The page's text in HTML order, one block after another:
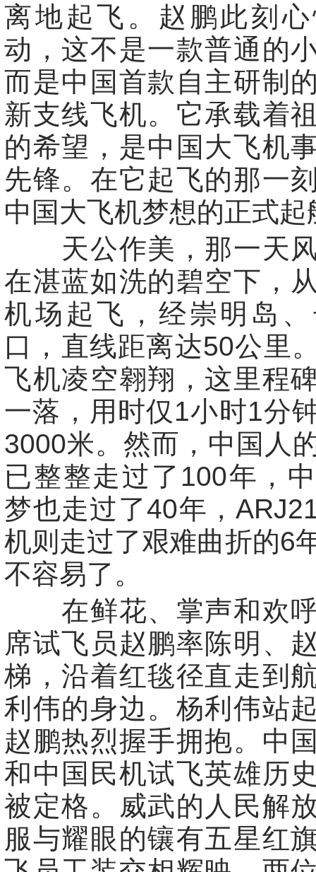
离地起飞。赵鹏此刻
动，这不是一款普通的
而是中国首款自主研制
新支线飞机。它承载着
的希望，是中国大飞机
先锋。在它起飞的那一
中国大飞机梦想的正式起
天公作美，那一天风
在湛蓝如洗的碧空下，
机场起飞，经崇明岛
口，直线距离达50公里
飞机凌空翱翔，这里程
一落，用时仅1小时1分
3000米。然而，中国人
已整整走过了100年，
梦也走过了40年，
机则走过了艰难曲折的6
不容易了。
在鲜花、掌声和欢呼
席试飞员赵鹏率陈明、
梯，沿着红毯径直走到
利伟的身边。杨利伟站
赵鹏热烈握手拥抱。中
和中国民机试飞英雄历
被定格。威武的人民解
服与耀眼的镶有五星红